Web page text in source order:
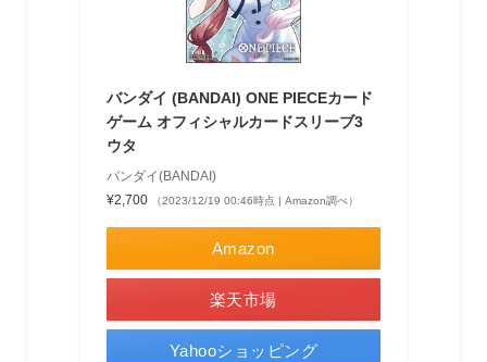
バンダイ (BANDAI) ONE PIECEカード
ゲーム オフィシャルカードスリーブ3
ウタ
バンダイ(BANDAI)
¥2,700
（2023/12/19 00:46時点 | Amazon調べ）
Amazon
楽天市場
Yahooショッピング